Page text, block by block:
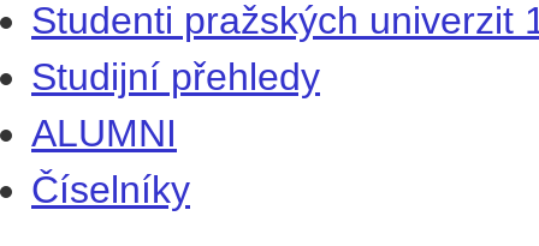
Studenti pražských univerzit
Studijní přehledy
ALUMNI
Číselníky